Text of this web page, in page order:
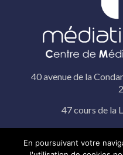
40 avenue de la
47 cours de la
19 rue
En poursuivant votre